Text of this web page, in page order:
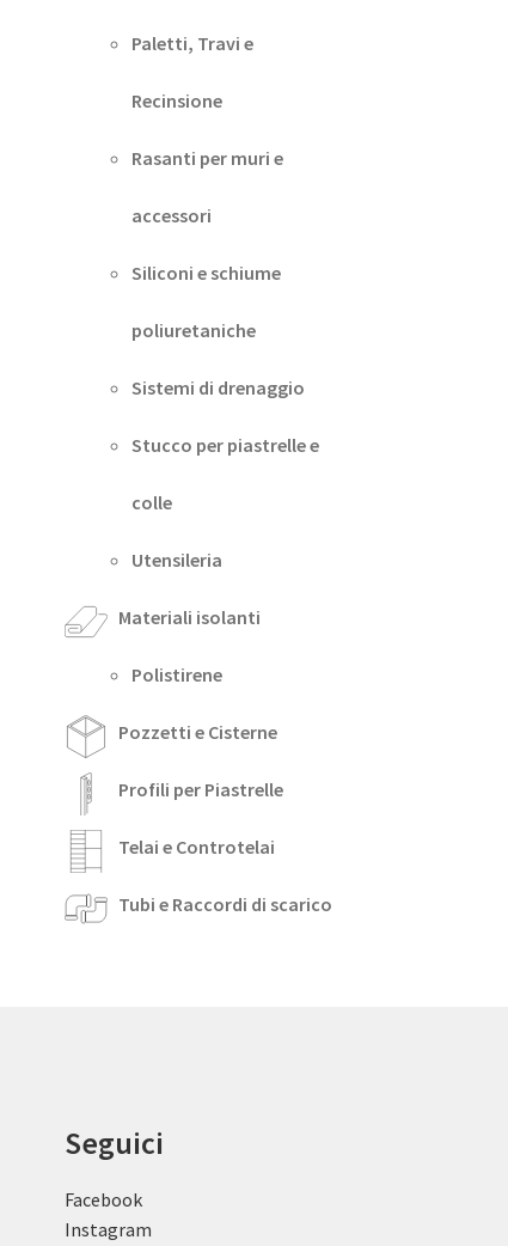
Paletti, Travi e
Recinsione
Rasanti per muri e
accessori
Siliconi e schiume
poliuretaniche
Sistemi di drenaggio
Stucco per piastrelle e
colle
Utensileria
Materiali isolanti
Polistirene
Pozzetti e Cisterne
Profili per Piastrelle
Telai e Controtelai
Tubi e Raccordi di scarico
Seguici
Facebook
Instagram